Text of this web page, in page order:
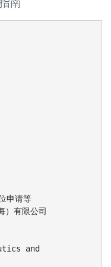
南
申请等
）有限公司
and